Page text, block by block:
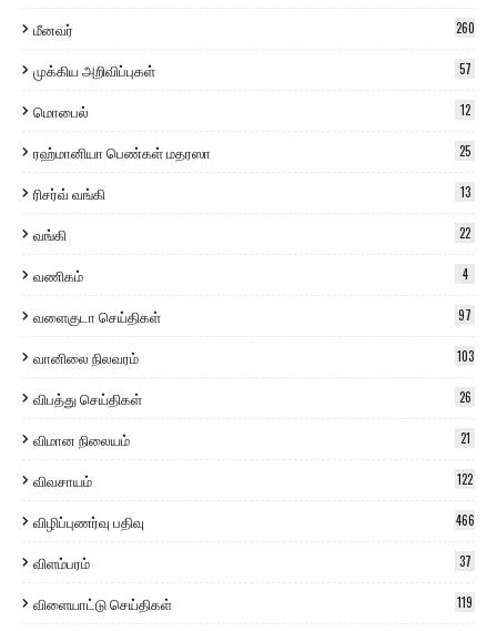
மீனவர் 260
முக்கிய அறிவிப்புகள் 57
மொபைல் 12
ரஹ்மானியா பெண்கள் மதரஸா 25
ரிசர்வ் வங்கி 13
வங்கி 22
வணிகம் 4
வளைகுடா செய்திகள் 97
வானிலை நிலவரம் 103
விபத்து செய்திகள் 26
விமான நிலையம் 21
விவசாயம் 122
விழிப்புணர்வு பதிவு 466
விளம்பரம் 37
விளையாட்டு செய்திகள் 119